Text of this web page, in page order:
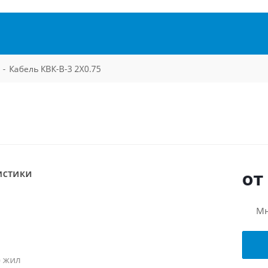
- Кабель КВК-В-3 2Х0.75
жил
от